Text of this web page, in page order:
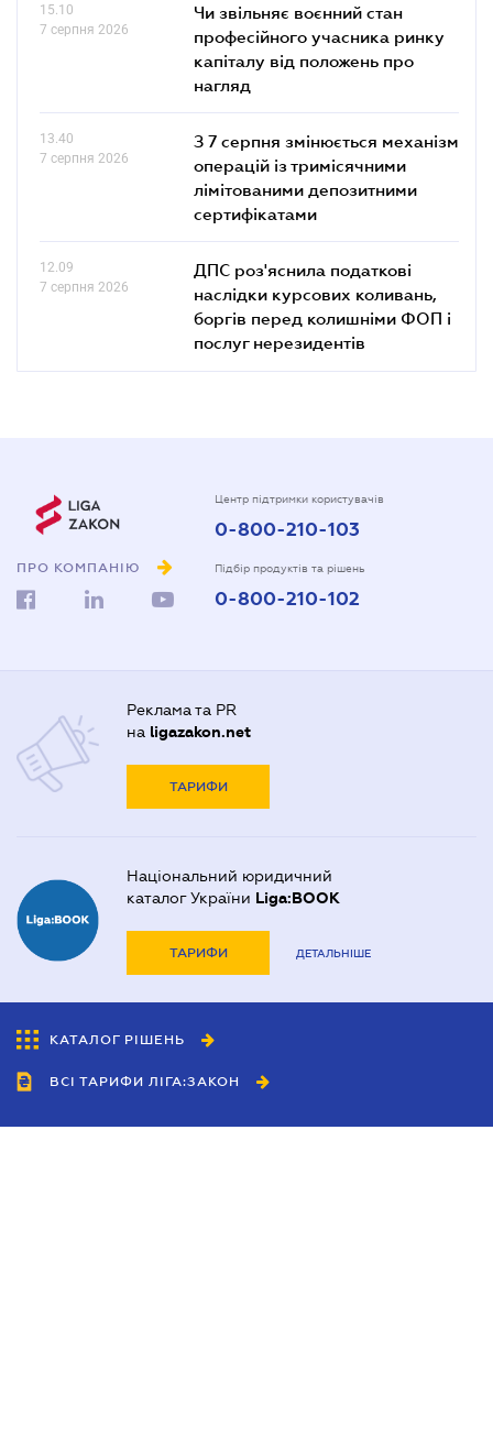
15.10
7 серпня 2026
Чи звільняє воєнний стан
професійного учасника ринку
капіталу від положень про
нагляд
13.40
7 серпня 2026
З 7 серпня змінюється механізм
операцій із тримісячними
лімітованими депозитними
сертифікатами
12.09
7 серпня 2026
ДПС роз'яснила податкові
наслідки курсових коливань,
боргів перед колишніми ФОП і
послуг нерезидентів
ПРО КОМПАНІЮ
Центр підтримки користувачів
0-800-210-103
Підбір продуктів та рішень
0-800-210-102
Реклама та PR
на ligazakon.net
ТАРИФИ
Національний юридичний
каталог України Liga:BOOK
ТАРИФИ ДЕТАЛЬНІШЕ
КАТАЛОГ РІШЕНЬ
ВСІ ТАРИФИ ЛІГА:ЗАКОН